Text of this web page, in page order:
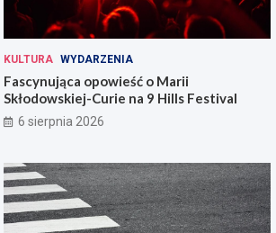
KULTURA WYDARZENIA
Fascynująca opowieść o Marii
Skłodowskiej-Curie na 9 Hills Festival
6 sierpnia 2026